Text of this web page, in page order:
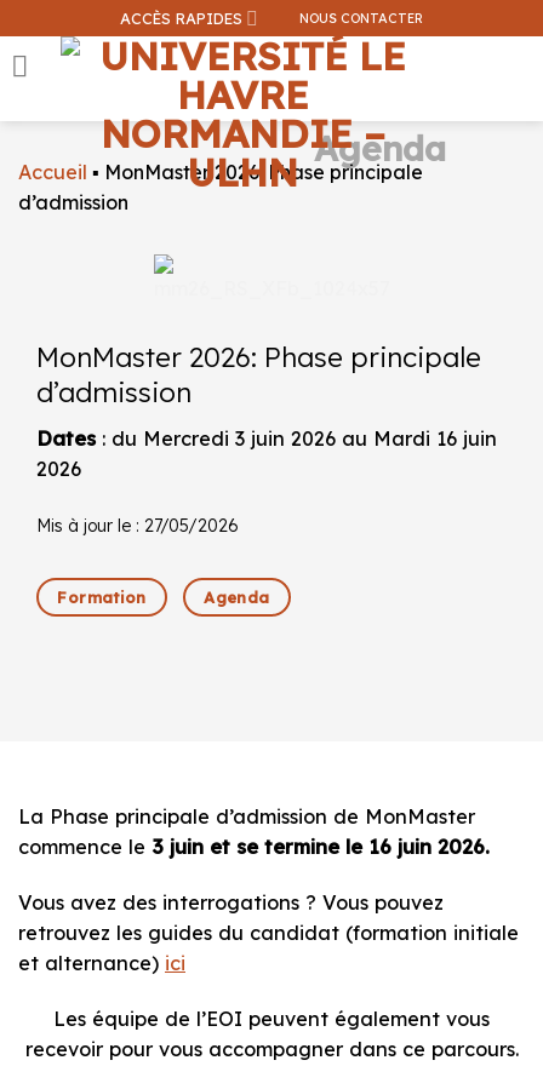
au
contenu
ACCÈS RAPIDES NOUS CONTACTER
Que recherchez-vous ?
Accueil ▪ MonMaster 2026: Phase principale
d’admission
MonMaster 2026: Phase principale
d’admission
Dates : du Mercredi 3 juin 2026 au Mardi 16 juin
2026
Mis à jour le : 27/05/2026
Formation Agenda
Agenda
La Phase principale d’admission de MonMaster
commence le 3 juin et se termine le 16 juin 2026.
Vous avez des interrogations ? Vous pouvez
retrouvez les guides du candidat (formation initiale
et alternance) ici
Les équipe de l’EOI peuvent également vous
recevoir pour vous accompagner dans ce parcours.